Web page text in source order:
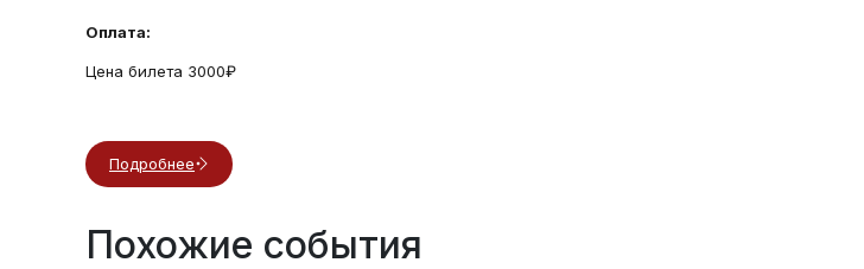
Оплата:
Цена билета 3000₽
Подробнее
Похожие события